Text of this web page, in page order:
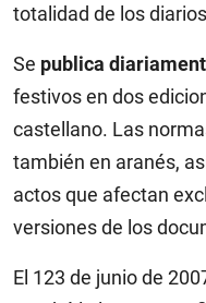
totalidad de los
Se publica
festivos en dos
castellano. Las
también en aranés,
actos que afectan
versiones de los
El 123 de junio de